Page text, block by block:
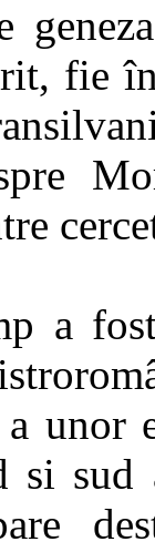
fie
a fost
unor
si sud